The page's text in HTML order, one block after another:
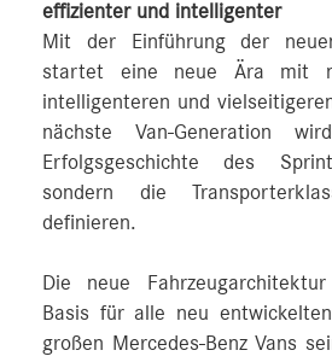
effizienter und intelligenter
Mit der Einführung der
startet eine neue Ära mit
intelligenteren und
nächste Van-Generation
Erfolgsgeschichte des
sondern die
definieren.
Die neue
Basis für alle neu
großen Mercedes‑Benz Vans